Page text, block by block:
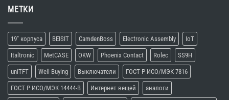
МЕТКИ
19" корпуса BEISIT CamdenBoss Electronic Assembly IoT
Italtronic MetCASE OKW Phoenix Contact Rolec SS9H
uniTFT Well Buying Выключатели ГОСТ Р ИСО/МЭК 7816
ГОСТ Р ИСО/МЭК 14444-В Интернет вещей аналоги